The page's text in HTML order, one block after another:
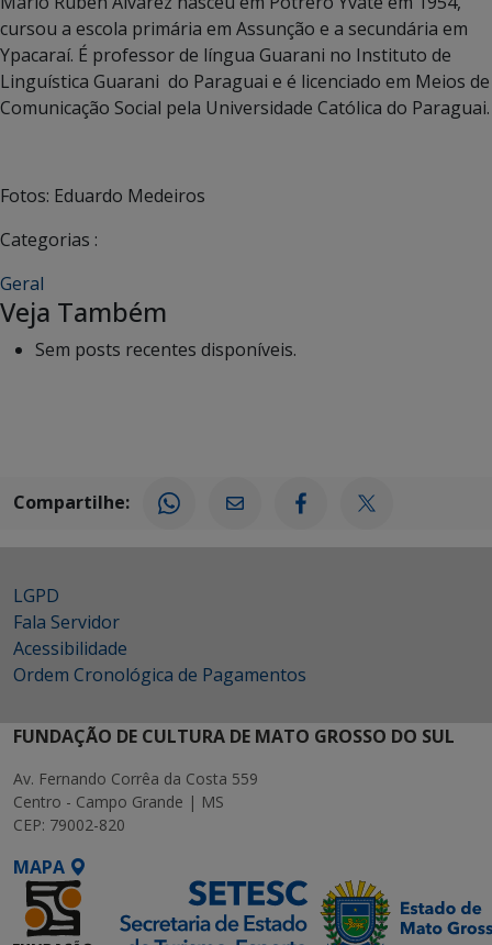
cursou a escola primária em Assunção e a secundária em
Ypacaraí. É professor de língua Guarani no Instituto de
Linguística Guarani do Paraguai e é licenciado em Meios de
Comunicação Social pela Universidade Católica do Paraguai.
Fotos: Eduardo Medeiros
Categorias :
Geral
Veja Também
Sem posts recentes disponíveis.
Compartilhe:
LGPD
Fala Servidor
Acessibilidade
Ordem Cronológica de Pagamentos
FUNDAÇÃO DE CULTURA DE MATO GROSSO DO SUL
Av. Fernando Corrêa da Costa 559
Centro - Campo Grande | MS
CEP: 79002-820
MAPA